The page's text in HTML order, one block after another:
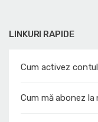
LINKURI RAPIDE
Cum activez
Cum mă abonez